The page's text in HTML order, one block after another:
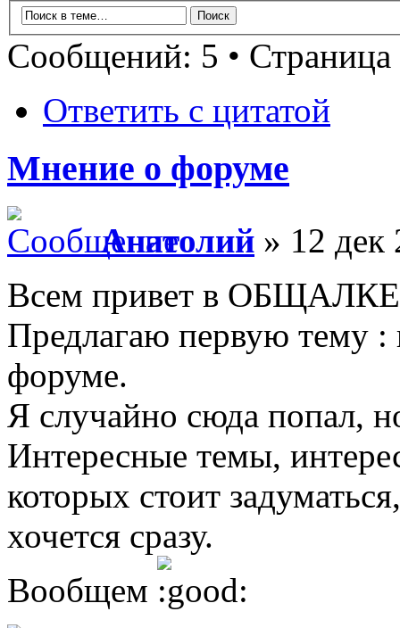
Сообщений: 5 • Страница
Ответить с цитатой
Мнение о форуме
Анатолий » 12 дек
Всем привет в
Предлагаю первую тему :
форуме.
Я случайно сюда
Интересные темы,
которых стоит
хочется сразу.
Вообщем